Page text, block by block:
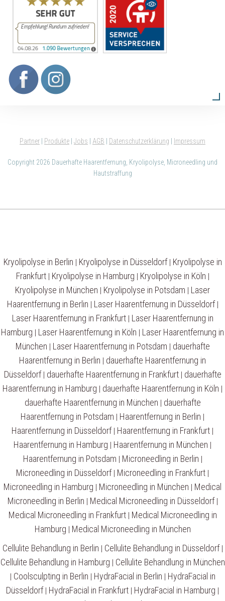
Partner Produkte Jobs AGB Datenschutzerklärung Impressum
Copyright 2026 Dauerhafte Haarentfernung, Kryolipolyse, Microneedling und
Hautstraffung
Kryolipolyse in Berlin | Kryolipolyse in Düsseldorf| Kryolipolyse in
Frankfurt| Kryolipolyse in Hamburg | Kryolipolyse in Köln |
Kryolipolyse in München | Kryolipolyse in Potsdam | Laser
Haarentfernung in Berlin | Laser Haarentfernung in Düsseldorf|
Laser Haarentfernung in Frankfurt| Laser Haarentfernung in
Hamburg | Laser Haarentfernung in Köln | Laser Haarentfernung in
München | Laser Haarentfernung in Potsdam | dauerhafte
Haarentfernung in Berlin | dauerhafte Haarentfernung in
Düsseldorf| dauerhafte Haarentfernung in Frankfurt| dauerhafte
Haarentfernung in Hamburg | dauerhafte Haarentfernung in Köln |
dauerhafte Haarentfernung in München | dauerhafte
Haarentfernung in Potsdam | Haarentfernung in Berlin |
Haarentfernung in Düsseldorf | Haarentfernung in Frankfurt |
Haarentfernung in Hamburg | Haarentfernung in München |
Haarentfernung in Potsdam | Microneedling in Berlin |
Microneedling in Düsseldorf | Microneedling in Frankfurt |
Microneedling in Hamburg | Microneedling in München | Medical
Microneedling in Berlin | Medical Microneedling in Düsseldorf|
Medical Microneedling in Frankfurt| Medical Microneedling in
Hamburg | Medical Microneedling in München
Cellulite Behandlung in Berlin | Cellulite Behandlung in Düsseldorf|
Cellulite Behandlung in Hamburg | Cellulite Behandlung in München
| Coolsculpting in Berlin | HydraFacial in Berlin | HydraFacial in
Düsseldorf | HydraFacial in Frankfurt | HydraFacial in Hamburg |